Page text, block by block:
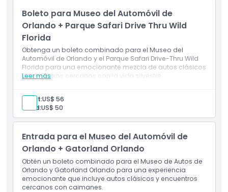
Exclusiones
Horario de Apertura
Ubicación
Cómo Canjear
Política de Cancelación
Boleto para Museo del Automóvil de
Orlando + Parque Safari Drive Thru Wild
Florida
Obtenga un boleto combinado para el Museo del
Automóvil de Orlando y el Parque Safari Drive-Thru Wild
Florida para una emocionante mezcla de autos clásicos
y encuentros cercanos con la vida silvestre.
Leer más
Adult:US$ 56
Child:US$ 50
Entrada para el Museo del Automóvil de
Orlando + Gatorland Orlando
Obtén un boleto combinado para el Museo de Autos de
Orlando y Gatorland Orlando para una experiencia
emocionante que incluye autos clásicos y encuentros
cercanos con caimanes.